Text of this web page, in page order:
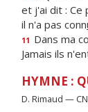
et j'ai dit : Ce
il n'a pas conn
11 Dans ma
Jamais ils
HYMNE :
D. Rimaud —